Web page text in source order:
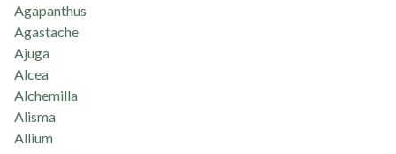
Agapanthus
Agastache
Ajuga
Alcea
Alchemilla
Alisma
Allium